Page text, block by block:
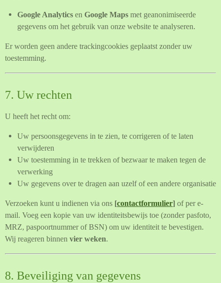
Google Analyticsen Google Mapsmet geanonimiseerde
gegevens om het gebruik van onze website te analyseren.
Er worden geen andere trackingcookies geplaatst zonder uw
toestemming.
7. Uw rechten
U heeft het recht om:
Uw persoonsgegevens in te zien, te corrigeren of te laten
verwijderen
Uw toestemming in te trekken of bezwaar te maken tegen de
verwerking
Uw gegevens over te dragen aan uzelf of een andere organisatie
Verzoeken kunt u indienen via ons [contactformulier] of per e-
mail. Voeg een kopie van uw identiteitsbewijs toe (zonder pasfoto,
MRZ, paspoortnummer of BSN) om uw identiteit te bevestigen.
Wij reageren binnen vier weken.
8. Beveiliging van gegevens